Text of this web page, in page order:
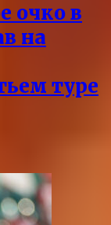
очко в
на
туре